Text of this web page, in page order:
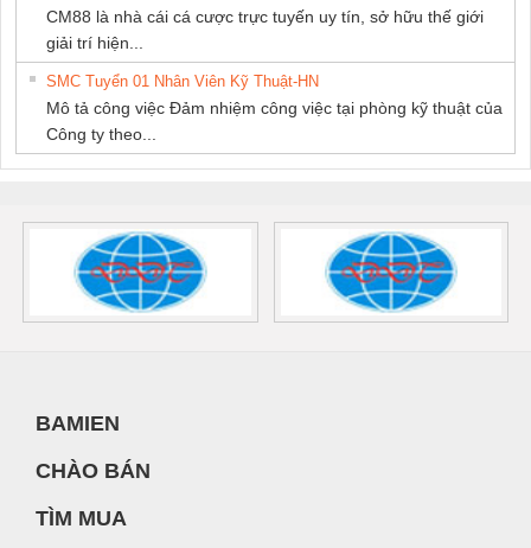
CM88 là nhà cái cá cược trực tuyến uy tín, sở hữu thế giới
giải trí hiện...
SMC Tuyển 01 Nhân Viên Kỹ Thuật-HN
Mô tả công việc Đảm nhiệm công việc tại phòng kỹ thuật của
Công ty theo...
BAMIEN
CHÀO BÁN
TÌM MUA